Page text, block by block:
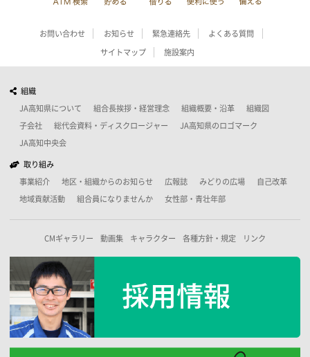
お問い合わせ お知らせ 緊急連絡先 よくある質問
サイトマップ 施設案内
組織
JA高知県について 組合長挨拶・経営理念 組織概要・沿革 組織図
子会社 総代会資料・ディスクロージャー JA高知県のロゴマーク
JA高知中央会
取り組み
事業紹介 地区・組織からのお知らせ 広報誌 みどりの広場 自己改革
地域貢献活動 組合員になりませんか 女性部・青壮年部
CMギャラリー 動画集 キャラクター 各種方針・規定 リンク